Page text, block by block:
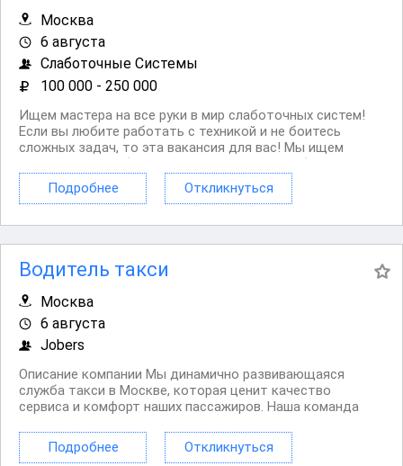
Москва
6 августа
Слаботочные Системы
100 000 - 250 000
Ищем мастера на все руки в мир слаботочных систем!
Если вы любите работать с техникой и не боитесь
сложных задач, то эта вакансия для вас! Мы ищем
монтажника слаботочных систем, который будет
заниматься установкой и обслуживанием систем
пожарной сигнализации и других слаботочных систем по
Подробнее Откликнуться
Водитель такси
Москва
6 августа
Jobers
Описание компании Мы динамично развивающаяся
служба такси в Москве, которая ценит качество
сервиса и комфорт наших пассажиров. Наша команда
работающих на современном автопарке. Мы стремимся
обеспечить высокий уровень безопасности и
Подробнее Откликнуться